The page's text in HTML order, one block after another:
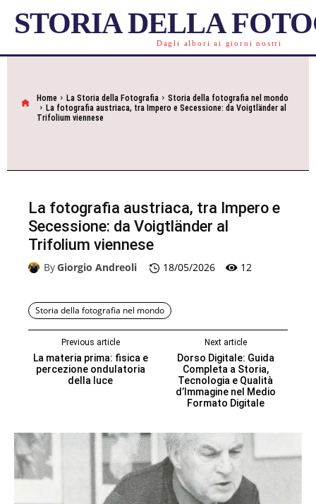
STORIA DELLA
Dagli albori ai giorni nostri
Home La Storia della Fotografia
Storia della fotografia nel mondo
La fotografia austriaca, tra Impero e Secessione: da Voigtländer al
Trifolium viennese
La fotografia austriaca, tra Impero e
Secessione: da Voigtländer al
Trifolium viennese
ByGiorgio Andreoli 18/05/2026 12
Storia della fotografia nel mondo
Previous article
La materia prima: fisica e
percezione ondulatoria
della luce
Next article
Dorso Digitale: Guida
Completa a Storia,
Tecnologia e Qualità
d’Immagine nel Medio
Formato Digitale